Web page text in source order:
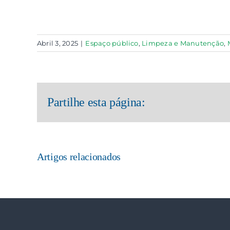
Abril 3, 2025 | Espaço público, Limpeza e Manutenção,
Partilhe esta página:
Artigos relacionados